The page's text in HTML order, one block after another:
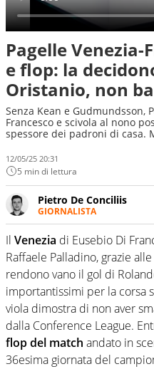
Pagelle
e flop: la
Oristanio, non
Senza Kean e Gudmundsson,
Francesco e scivola al nono
spessore dei padroni di casa.
12/05/25 20:31
5 min di lettura
Pietro De Conciliis
GIORNALISTA
Giornalista pubblicista
Sport si occupa di
competente sui
Il Venezia di Eusebio Di
Raffaele Palladino, grazie
rendono vano il gol di
importantissimi per la corsa
viola dimostra di non aver
dalla Conference League.
flop del match andato in
36esima giornata del